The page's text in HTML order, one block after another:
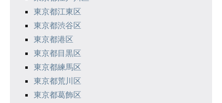
東京都江東区
東京都渋谷区
東京都港区
東京都目黒区
東京都練馬区
東京都荒川区
東京都葛飾区